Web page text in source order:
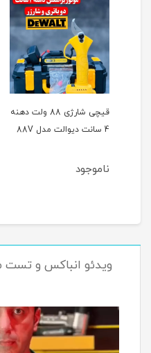
قیچی شارژی 88 ولت دهنه
4 سانت دیوالت مدل 88V
ناموجود
ویدئو انباکس و